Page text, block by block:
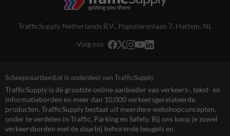
TrafficSupply Netherlands B.V., Populierenlaan 7, Hattem, NL
Volg ons
Scheepvaartbord.nl is onderdeel van TrafficSupply
TrafficSupply is dé grootste online aanbieder van verkeers-, tekst- en
informatieborden en meer dan 10.000 verkeersgerelateerde
producten. TrafficSupply bestaat uit meerdere webshopconcepten,
onder te verdelen in Traffic, Parking en Safety. Bij ons koop je zowel
verkeersborden met de daarbij behorende beugels en